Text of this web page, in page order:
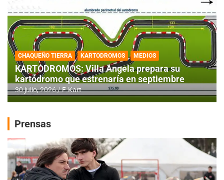
CHAQUEÑO TIERRA KARTODROMOS MEDIOS
KARTODROMOS: Villa Angela prepara su
kartódromo que estrenaría en septiembre
30 julio, 2026 E-Kart
Prensas